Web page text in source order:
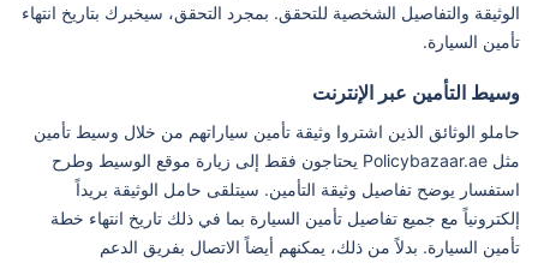
الوثيقة والتفاصيل الشخصية للتحقق. بمجرد التحقق، سيخبرك بتاريخ انتهاء
تأمين السيارة.
وسيط التأمين عبر الإنترنت
حاملو الوثائق الذين اشتروا وثيقة تأمين سياراتهم من خلال وسيط تأمين
مثل Policybazaar.ae يحتاجون فقط إلى زيارة موقع الوسيط وطرح
استفسار يوضح تفاصيل وثيقة التأمين. سيتلقى حامل الوثيقة بريداً
إلكترونياً مع جميع تفاصيل تأمين السيارة بما في ذلك تاريخ انتهاء خطة
تأمين السيارة. بدلاً من ذلك، يمكنهم أيضاً الاتصال بفريق الدعم